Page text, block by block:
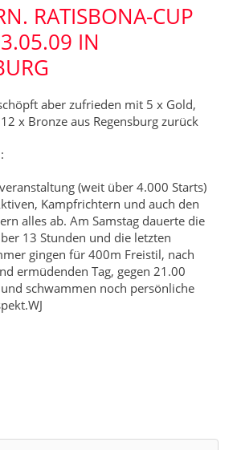
RATISBONA-CUP
IN
aber zufrieden mit 5 x Gold,
x Bronze aus Regensburg zurück
(weit über 4.000 Starts)
Kampfrichtern und auch den
alles ab. Am Samstag dauerte die
13 Stunden und die letzten
gingen für 400m Freistil, nach
ermüdenden Tag, gegen 21.00
schwammen noch persönliche